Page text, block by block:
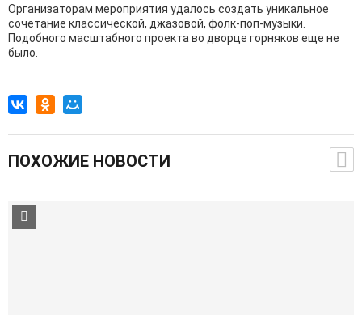
Организаторам мероприятия удалось создать уникальное
сочетание классической, джазовой, фолк-поп-музыки.
Подобного масштабного проекта во дворце горняков еще не
было.
ПОХОЖИЕ НОВОСТИ